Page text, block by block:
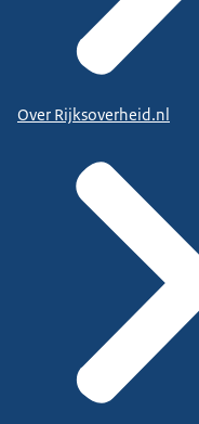
Over Rijksoverheid.nl